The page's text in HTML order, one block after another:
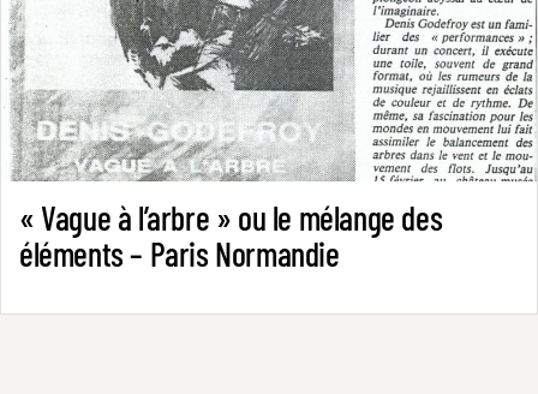
« Vague à l’arbre » ou le mélange des
éléments – Paris Normandie